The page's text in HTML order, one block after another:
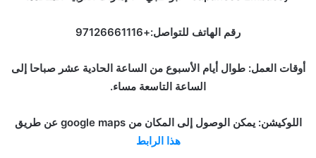
رقم الهاتف للتواصل:+97126661116
أوقات العمل: طوال أيام الأسبوع من الساعة الحادية عشر صباحا إلى
الساعة التاسعة مساء.
اللوكيشن: يمكن الوصول إلى المكان من google maps عن طريق
هذا الرابط